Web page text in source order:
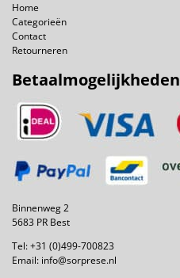
Home
Categorieën
Contact
Retourneren
Betaalmogelijkheden
Binnenweg 2
5683 PR Best
Tel:+31 (0)499-700823
Email: info@sorprese.nl